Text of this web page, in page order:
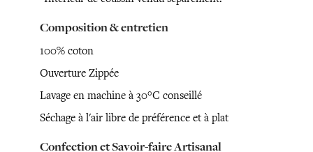
Composition & entretien
100% coton
Ouverture Zippée
Lavage en machine à 30°C conseillé
Séchage à l'air libre de préférence et à plat
Confection et Savoir-faire Artisanal